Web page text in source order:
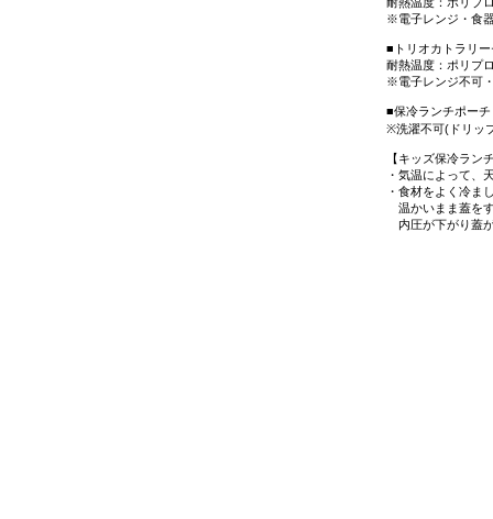
※電子レンジ・食
■トリオカトラリ
耐熱温度：ポリプ
※電子レンジ不可
■保冷ランチポーチ
※洗濯不可(ドリッ
【キッズ保冷ラン
・気温によって、
・食材をよく冷ま
温かいまま蓋を
内圧が下がり蓋